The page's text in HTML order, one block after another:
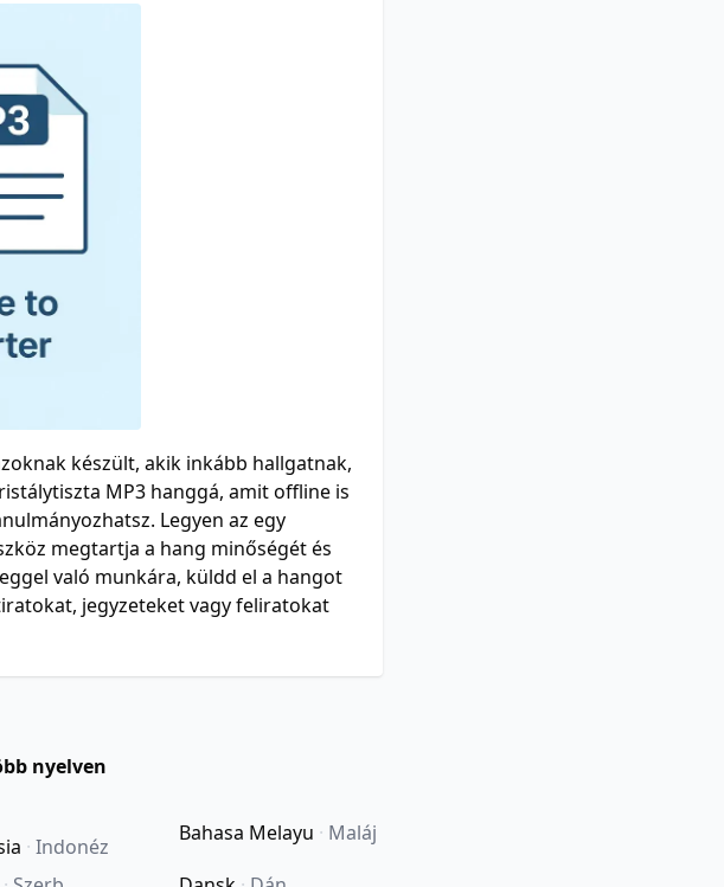
készült, akik inkább hallgatnak,
MP3 hanggá, amit offline is
Legyen az egy
megtartja a hang minőségét és
való munkára, küldd el a hangot
jegyzeteket vagy feliratokat
nyelven
· Indonéz
Bahasa Melayu · Maláj